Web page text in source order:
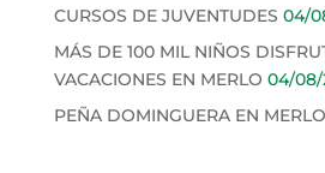
CURSOS DE JUVENTUDES 04/
MÁS DE 100 MIL NIÑOS
VACACIONES EN MERLO 04/08/
PEÑA DOMINGUERA EN MERLO